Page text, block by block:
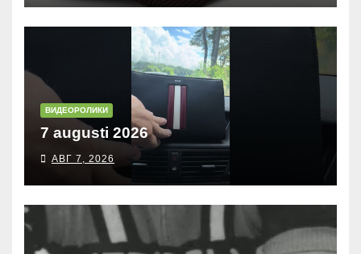
ВИДЕОРОЛИКИ
7 augusti 2026
АВГ 7, 2026